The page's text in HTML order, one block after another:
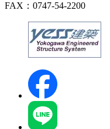
FAX：0747-54-2200